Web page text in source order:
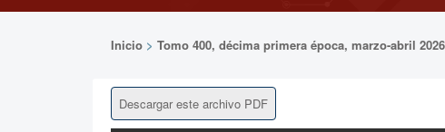
Inicio > Tomo 400, décima primera época, marzo-abril 2026
Descargar este archivo PDF